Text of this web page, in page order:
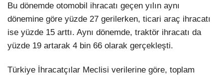
Bu dönemde otomobil ihracatı geçen yılın aynı
dönemine göre yüzde 27 gerilerken, ticari araç ihracatı
ise yüzde 15 arttı. Aynı dönemde, traktör ihracatı da
yüzde 19 artarak 4 bin 66 olarak gerçekleşti.
Türkiye İhracatçılar Meclisi verilerine göre, toplam